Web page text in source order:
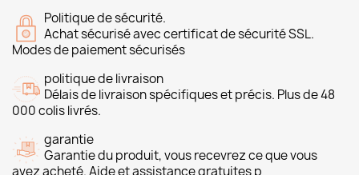
Politique de sécurité.
Achat sécurisé avec certificat de sécurité SSL.
Modes de paiement sécurisés
politique de livraison
Délais de livraison spécifiques et précis. Plus de 48
000 colis livrés.
garantie
Garantie du produit, vous recevrez ce que vous
avez acheté. Aide et assistance gratuites p